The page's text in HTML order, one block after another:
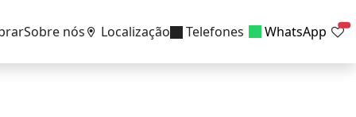
Sobre nós Localização Telefones WhatsApp